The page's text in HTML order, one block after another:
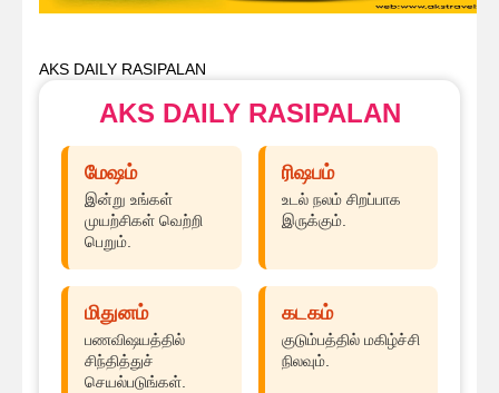
AKS DAILY RASIPALAN
AKS DAILY RASIPALAN
மேஷம்
இன்று உங்கள்
முயற்சிகள் வெற்றி
பெறும்.
ரிஷபம்
உடல் நலம் சிறப்பாக
இருக்கும்.
மிதுனம்
பணவிஷயத்தில்
சிந்தித்துச்
செயல்படுங்கள்.
கடகம்
குடும்பத்தில் மகிழ்ச்சி
நிலவும்.